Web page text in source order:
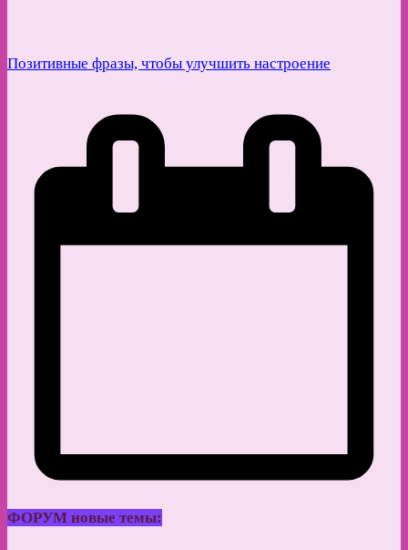
Позитивные фразы, чтобы улучшить настроение
ФОРУМ новые темы: